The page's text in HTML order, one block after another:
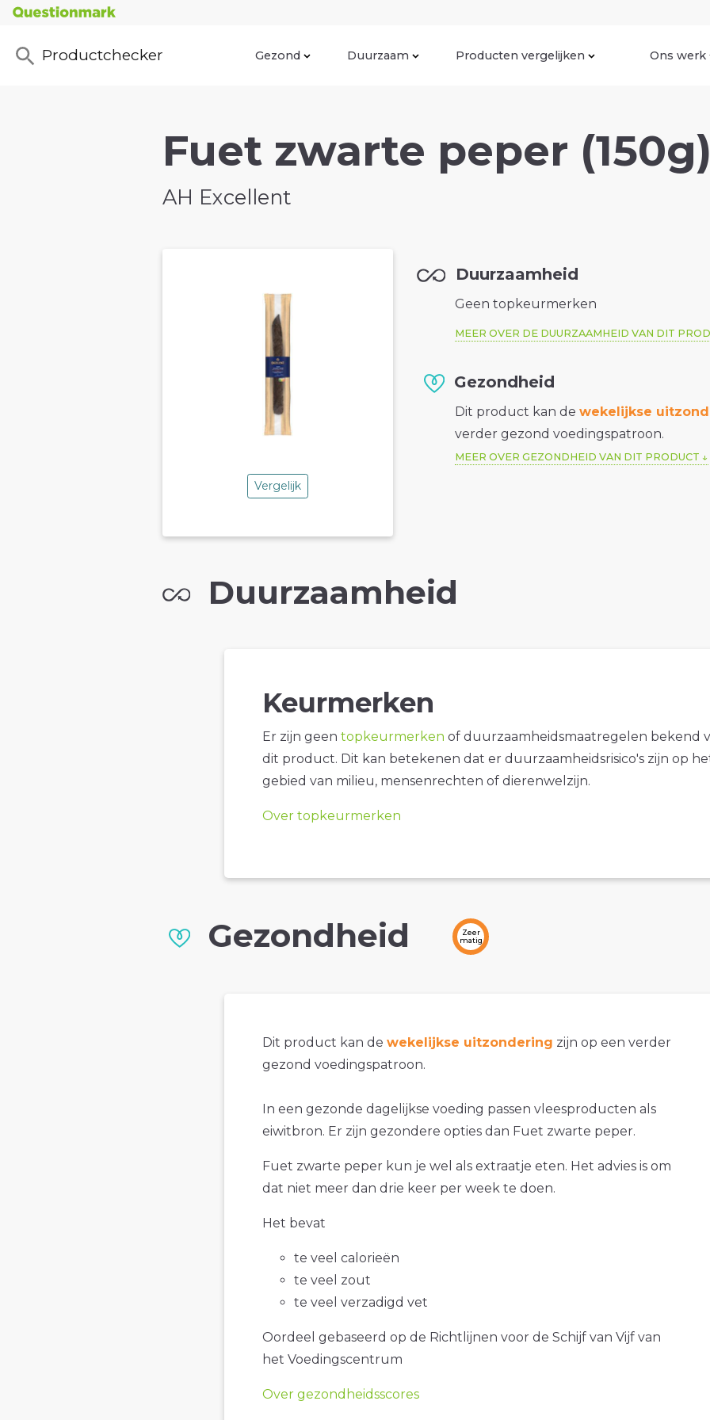
Productchecker Gezond Duurzaam Producten vergelijken Ons werk
Fuet zwarte peper (150g)
AH Excellent
Vergelijk
Duurzaamheid
Geen topkeurmerken
MEER OVER DE DUURZAAMHEID VAN DIT
Gezondheid
Dit product kan dewekelijkse
verder gezond voedingspatroon.
MEER OVER GEZONDHEID VAN DIT PRODUCT
Duurzaamheid
Keurmerken
Er zijn geen topkeurmerken of duurzaamheidsmaatregelen bekend
dit product. Dit kan betekenen dat er duurzaamheidsrisico's zijn op
gebied van milieu, mensenrechten of dierenwelzijn.
Over topkeurmerken
Gezondheid
Zeer
matig
Dit product kan de wekelijkse uitzondering zijn op een verder
gezond voedingspatroon.
In een gezonde dagelijkse voeding passen vleesproducten als
eiwitbron. Er zijn gezondere opties dan Fuet zwarte peper.
Fuet zwarte peper kun je wel als extraatje eten. Het advies is om
dat niet meer dan drie keer per week te doen.
Het bevat
te veel calorieën
te veel zout
te veel verzadigd vet
Oordeel gebaseerd op de Richtlijnen voor de Schijf van Vijf van
het Voedingscentrum
Over gezondheidsscores